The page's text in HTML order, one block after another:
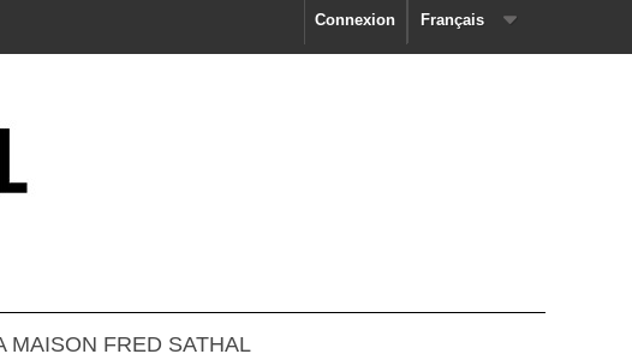
Français
Connexion
MAISON FRED SATHAL